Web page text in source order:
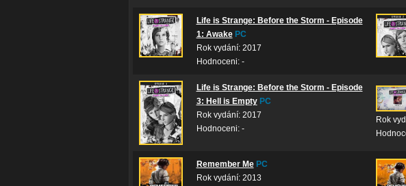
Life is Strange: Before the Storm - Episode
1: Awake PC
Rok vydání: 2017
Hodnoceni: -
Life is Strange: Before the Storm - Episode
3: Hell is Empty PC
Rok vydání: 2017
Hodnoceni: -
Rok
Remember Me PC
Rok vydání: 2013